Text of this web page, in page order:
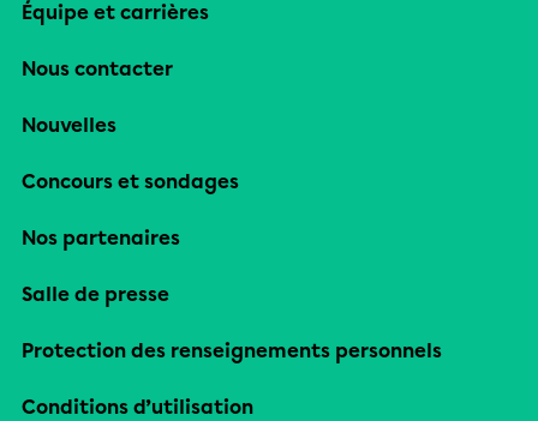
Équipe et carrières
Nous contacter
Nouvelles
Concours et sondages
Nos partenaires
Salle de presse
Protection des renseignements personnels
Conditions d’utilisation